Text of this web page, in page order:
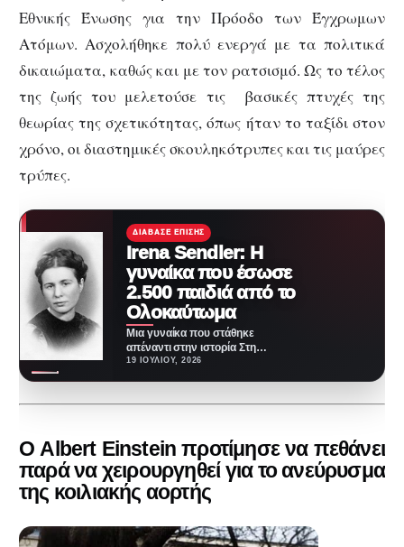
Εθνικής Ένωσης για την Πρόοδο των Έγχρωμων
Ατόμων. Ασχολήθηκε πολύ ενεργά με τα πολιτικά
δικαιώματα, καθώς και με τον ρατσισμό. Ως το τέλος
της ζωής του μελετούσε τις βασικές πτυχές της
θεωρίας της σχετικότητας, όπως ήταν το ταξίδι στον
χρόνο, οι διαστημικές σκουληκότρυπες και τις μαύρες
τρύπες.
ΔΙΆΒΑΣΕ ΕΠΊΣΗΣ
Irena Sendler‎‎: Η
γυναίκα που έσωσε
2.500 παιδιά από το
Ολοκαύτωμα
Μια γυναίκα που στάθηκε
απέναντι στην ιστορία Στη
σκοτεινότερη περίοδο της
19 ΙΟΥΛΊΟΥ, 2026
Ο Albert Einstein προτίμησε να πεθάνει
παρά να χειρουργηθεί για το ανεύρυσμα
της κοιλιακής αορτής